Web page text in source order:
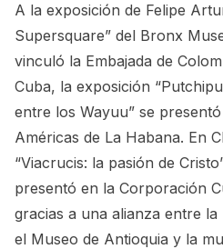
A la exposición de Felipe
Supersquare” del Bronx
vinculó la Embajada de
Cuba, la exposición
entre los Wayuu” se
Américas de La Habana. En
“Viacrucis: la pasión de
presentó en la Corporación
gracias a una alianza entre la
el Museo de Antioquia y la